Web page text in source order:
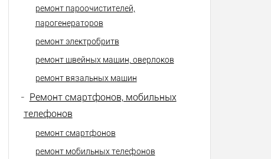
ремонт пароочистителей,
парогенераторов
ремонт электробритв
ремонт швейных машин, оверлоков
ремонт вязальных машин
- Ремонт смартфонов, мобильных
телефонов
ремонт смартфонов
ремонт мобильных телефонов